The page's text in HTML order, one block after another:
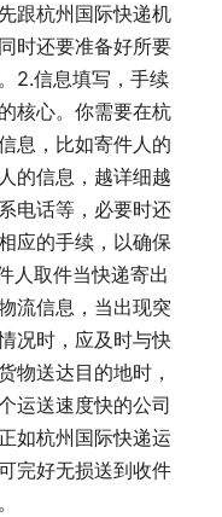
跟杭州国际快递机
时还要准备好所要
2.信息填写，手续
核心。你需要在杭
息，比如寄件人的
的信息，越详细越
电话等，必要时还
应的手续，以确保
人取件当快递寄出
流信息，当出现突
况时，应及时与快
物送达目的地时，
运送速度快的公司
如杭州国际快递运
完好无损送到收件